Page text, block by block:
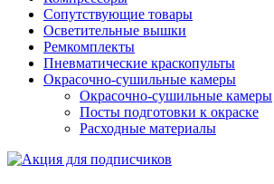
Сопутствующие товары
Осветительные вышки
Ремкомплекты
Пневматические краскопульты
Окрасочно-сушильные камеры
Окрасочно-сушильные камеры
Посты подготовки к окраске
Расходные материалы